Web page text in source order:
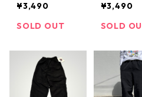
サーマル アン
ダーパンツ ミ
ビンテージ サ
イズ表記：M(31
-34) gd7362
¥3,490
SOLD OUT
サーマル
ダーパンツ
ビンテージ
イズ表記
-30)
0
¥3,490
SOLD